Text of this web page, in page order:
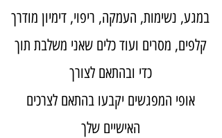
במגע, נשימות, העמקה, ריפוי, דימיון מודרך
קלפים, מסרים ועוד כלים שאני משלבת תוך
כדי ובהתאם לצורך
אופי המפגשים יקבעו בהתאם לצרכים
האישיים שלך